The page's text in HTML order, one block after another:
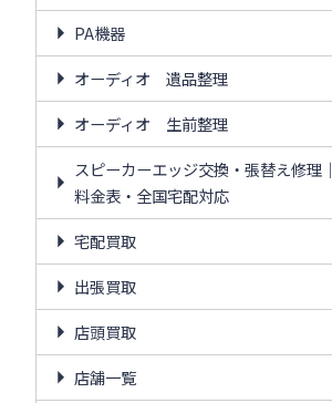
PA機器
オーディオ 遺品整理
オーディオ 生前整理
スピーカーエッジ交換・張替え修理｜
料金表・全国宅配対応
宅配買取
出張買取
店頭買取
店舗一覧